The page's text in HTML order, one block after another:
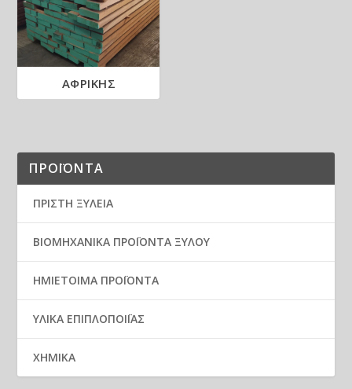
ΑΦΡΙΚΗΣ
ΠΡΟΪΟΝΤΑ
ΠΡΙΣΤΗ ΞΥΛΕΙΑ
ΒΙΟΜΗΧΑΝΙΚΑ ΠΡΟΪΟΝΤΑ ΞΥΛΟΥ
ΗΜΙΕΤΟΙΜΑ ΠΡΟΪΟΝΤΑ
ΥΛΙΚΑ ΕΠΙΠΛΟΠΟΙΪΑΣ
ΧΗΜΙΚΑ